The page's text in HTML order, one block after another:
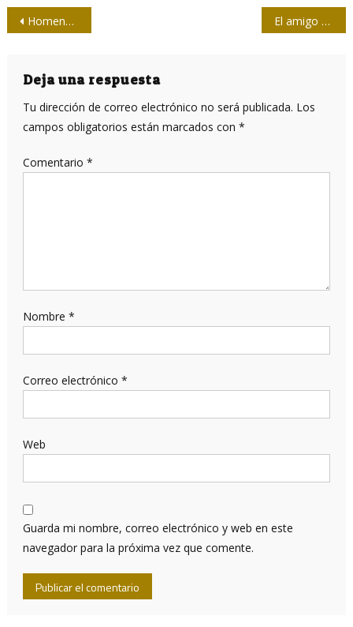
Navegación
entradas
Homenaje de Raúl Castro a Martí y a Fidel El amigo Moltó
Deja una respuesta
Tu dirección de correo electrónico no será publicada. Los
campos obligatorios están marcados con *
Comentario *
Nombre *
Correo electrónico *
Web
Guarda mi nombre, correo electrónico y web en este
navegador para la próxima vez que comente.